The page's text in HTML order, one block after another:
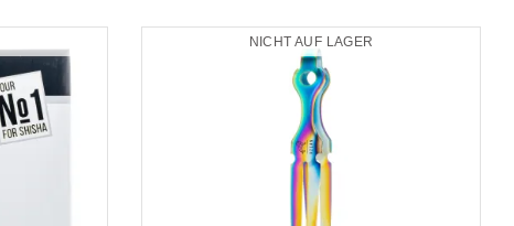
NICHT AUF LAGER